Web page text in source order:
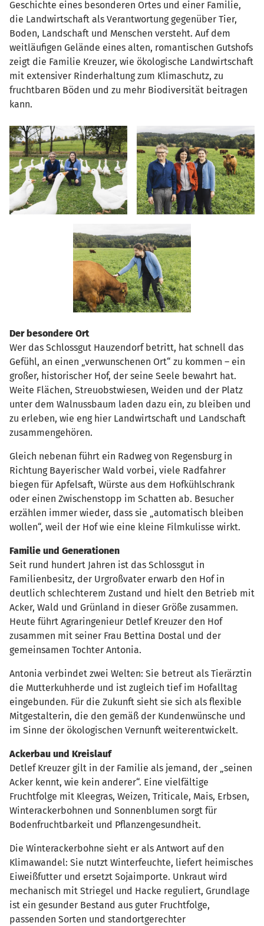
Geschichte eines besonderen Ortes und einer Familie,
die Landwirtschaft als Verantwortung gegenüber Tier,
Boden, Landschaft und Menschen versteht. Auf dem
weitläufigen Gelände eines alten, romantischen Gutshofs
zeigt die Familie Kreuzer, wie ökologische Landwirtschaft
mit extensiver Rinderhaltung zum Klimaschutz, zu
fruchtbaren Böden und zu mehr Biodiversität beitragen
kann.
Der besondere Ort
Wer das Schlossgut Hauzendorf betritt, hat schnell das
Gefühl, an einen „verwunschenen Ort“ zu kommen – ein
großer, historischer Hof, der seine Seele bewahrt hat.
Weite Flächen, Streuobstwiesen, Weiden und der Platz
unter dem Walnussbaum laden dazu ein, zu bleiben und
zu erleben, wie eng hier Landwirtschaft und Landschaft
zusammengehören.
Gleich nebenan führt ein Radweg von Regensburg in
Richtung Bayerischer Wald vorbei, viele Radfahrer
biegen für Apfelsaft, Würste aus dem Hofkühlschrank
oder einen Zwischenstopp im Schatten ab. Besucher
erzählen immer wieder, dass sie „automatisch bleiben
wollen“, weil der Hof wie eine kleine Filmkulisse wirkt.
Familie und Generationen
Seit rund hundert Jahren ist das Schlossgut in
Familienbesitz, der Urgroßvater erwarb den Hof in
deutlich schlechterem Zustand und hielt den Betrieb mit
Acker, Wald und Grünland in dieser Größe zusammen.
Heute führt Agraringenieur Detlef Kreuzer den Hof
zusammen mit seiner Frau Bettina Dostal und der
gemeinsamen Tochter Antonia.
Antonia verbindet zwei Welten: Sie betreut als Tierärztin
die Mutterkuhherde und ist zugleich tief im Hofalltag
eingebunden. Für die Zukunft sieht sie sich als flexible
Mitgestalterin, die den gemäß der Kundenwünsche und
im Sinne der ökologischen Vernunft weiterentwickelt.
Ackerbau und Kreislauf
Detlef Kreuzer gilt in der Familie als jemand, der „seinen
Acker kennt, wie kein anderer“. Eine vielfältige
Fruchtfolge mit Kleegras, Weizen, Triticale, Mais, Erbsen,
Winterackerbohnen und Sonnenblumen sorgt für
Bodenfruchtbarkeit und Pflanzengesundheit.
Die Winterackerbohne sieht er als Antwort auf den
Klimawandel: Sie nutzt Winterfeuchte, liefert heimisches
Eiweißfutter und ersetzt Sojaimporte. Unkraut wird
mechanisch mit Striegel und Hacke reguliert, Grundlage
ist ein gesunder Bestand aus guter Fruchtfolge,
passenden Sorten und standortgerechter